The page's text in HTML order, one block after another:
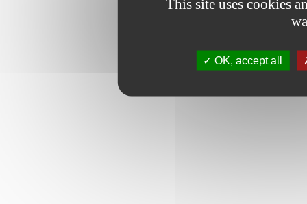
This site uses cookies
OK, accept all